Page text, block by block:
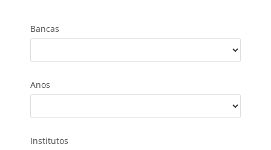
Bancas
Anos
Institutos